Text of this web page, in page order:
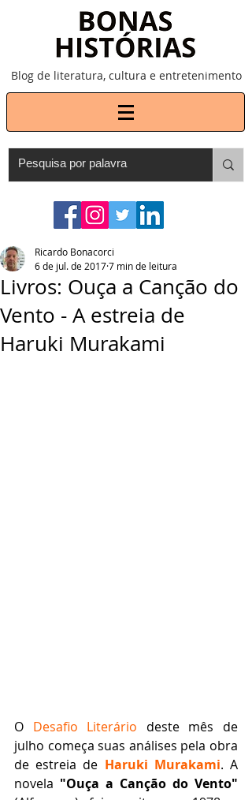
Blog de literatura, cultura e entretenimento
Livros: Ouça a Canção do
Vento - A estreia de
Haruki Murakami
Ricardo Bonacorci
6 de jul. de 20177 min de leitura
O Desafio Literário deste mês de
julho começa suas análises pela obra
de estreia de Haruki Murakami. A
novela "Ouça a Canção do Vento"